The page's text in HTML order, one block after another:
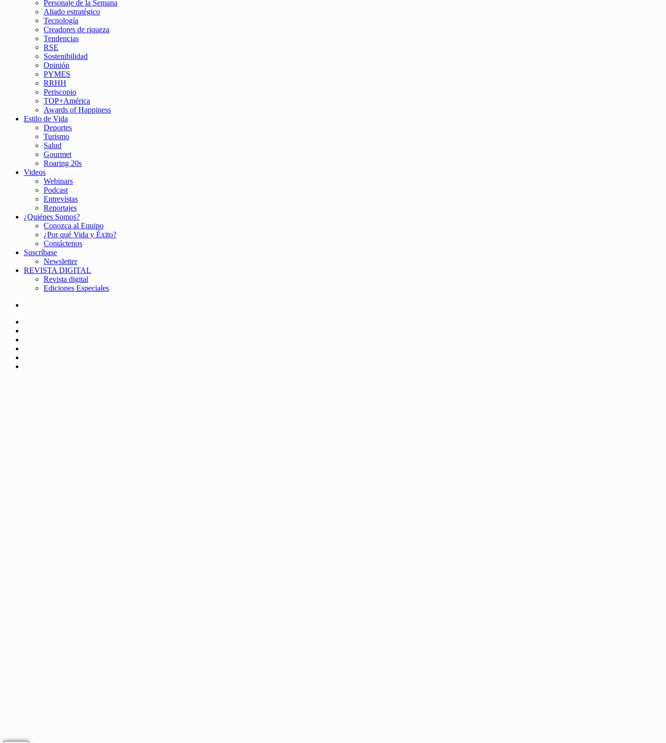
Personaje de la Semana
Aliado estratégico
Tecnología
Creadores de riqueza
Tendencias
RSE
Sostenibilidad
Opinión
PYMES
RRHH
Periscopio
TOP+América
Awards of Happiness
Estilo de Vida
Deportes
Turismo
Salud
Gourmet
Roaring 20s
Videos
Webinars
Podcast
Entrevistas
Reportajes
¿Quiénes Somos?
Conozca al Equipo
¿Por qué Vida y Éxito?
Contáctenos
Suscríbase
Newsletter
REVISTA DIGITAL
Revista digital
Ediciones Especiales